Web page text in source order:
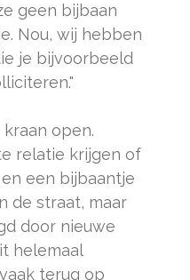
geen bijbaan
Nou, wij hebben
je bijvoorbeeld
open.
relatie krijgen of
een bijbaantje
de straat, maar
door nieuwe
helemaal
terug op